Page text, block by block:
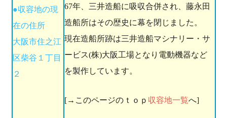
67年、三井造船に吸収合併され、藤永田
造船所はその歴史に幕を閉じました。
現在造船所跡は三井造船マシナリー・サ
ービス(株)大阪工場となり電動機器など
を製作しています。
[→このページのｔｏｐ 収容地一覧へ]
●収容地の現
在の住所
大阪市住之江
区柴谷１丁目
２